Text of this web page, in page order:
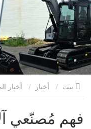
أخبار أخبار
فهم مُصنّعي